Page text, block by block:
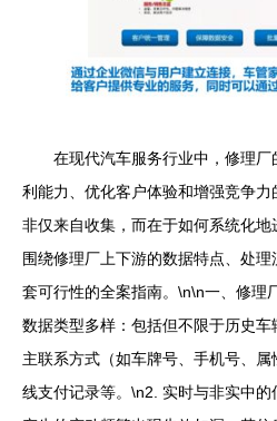
在现代汽车服务行业中，修理
利能力、优化客户体验和增强竞争
非仅来自收集，而在于如何系统化
围绕修理厂上下游的数据特点、处
套可行性的全案指南。\n\n一、修理
数据类型多样：包括但不限于历史
主联系方式（如车牌号、手机号、
线支付记录等。\n2. 实时与非实中